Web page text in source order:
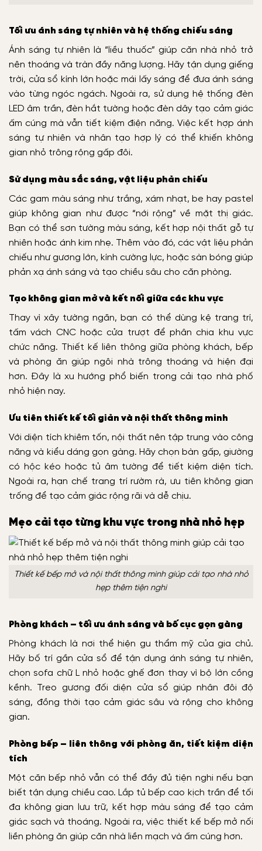
Tối ưu ánh sáng tự nhiên và hệ thống chiếu sáng
Ánh sáng tự nhiên là “liều thuốc” giúp căn nhà nhỏ trở
nên thoáng và tràn đầy năng lượng. Hãy tận dụng giếng
trời, cửa sổ kính lớn hoặc mái lấy sáng để đưa ánh sáng
vào từng ngóc ngách. Ngoài ra, sử dụng hệ thống đèn
LED âm trần, đèn hắt tường hoặc đèn dây tạo cảm giác
ấm cúng mà vẫn tiết kiệm điện năng. Việc kết hợp ánh
sáng tự nhiên và nhân tạo hợp lý có thể khiến không
gian nhỏ trông rộng gấp đôi.
Sử dụng màu sắc sáng, vật liệu phản chiếu
Các gam màu sáng như trắng, xám nhạt, be hay pastel
giúp không gian như được “nới rộng” về mặt thị giác.
Bạn có thể sơn tường màu sáng, kết hợp nội thất gỗ tự
nhiên hoặc ánh kim nhẹ. Thêm vào đó, các vật liệu phản
chiếu như gương lớn, kính cường lực, hoặc sàn bóng giúp
phản xạ ánh sáng và tạo chiều sâu cho căn phòng.
Tạo không gian mở và kết nối giữa các khu vực
Thay vì xây tường ngăn, bạn có thể dùng kệ trang trí,
tấm vách CNC hoặc cửa trượt để phân chia khu vực
chức năng. Thiết kế liên thông giữa phòng khách, bếp
và phòng ăn giúp ngôi nhà trông thoáng và hiện đại
hơn. Đây là xu hướng phổ biến trong cải tạo nhà phố
nhỏ hiện nay.
Ưu tiên thiết kế tối giản và nội thất thông minh
Với diện tích khiêm tốn, nội thất nên tập trung vào công
năng và kiểu dáng gọn gàng. Hãy chọn bàn gấp, giường
có hộc kéo hoặc tủ âm tường để tiết kiệm diện tích.
Ngoài ra, hạn chế trang trí rườm rà, ưu tiên không gian
trống để tạo cảm giác rộng rãi và dễ chịu.
Mẹo cải tạo từng khu vực trong nhà nhỏ hẹp
Thiết kế bếp mở và nội thất thông minh giúp cải tạo nhà nhỏ
hẹp thêm tiện nghi
Phòng khách – tối ưu ánh sáng và bố cục gọn gàng
Phòng khách là nơi thể hiện gu thẩm mỹ của gia chủ.
Hãy bố trí gần cửa sổ để tận dụng ánh sáng tự nhiên,
chọn sofa chữ L nhỏ hoặc ghế đơn thay vì bộ lớn cồng
kềnh. Treo gương đối diện cửa sổ giúp nhân đôi độ
sáng, đồng thời tạo cảm giác sâu và rộng cho không
gian.
Phòng bếp – liên thông với phòng ăn, tiết kiệm diện
tích
Một căn bếp nhỏ vẫn có thể đầy đủ tiện nghi nếu bạn
biết tận dụng chiều cao. Lắp tủ bếp cao kịch trần để tối
đa không gian lưu trữ, kết hợp màu sáng để tạo cảm
giác sạch và thoáng. Ngoài ra, việc thiết kế bếp mở nối
liền phòng ăn giúp căn nhà liền mạch và ấm cúng hơn.